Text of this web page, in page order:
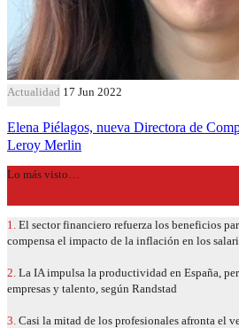
Actualidad 17 Jun 2022
Elena Piélagos, nueva Directora de
Leroy Merlin
Lo más visto…
1. El sector financiero refuerza los beneficios
compensa el impacto de la inflación en los
2. La IA impulsa la productividad en España,
empresas y talento, según Randstad
3. Casi la mitad de los profesionales afronta el